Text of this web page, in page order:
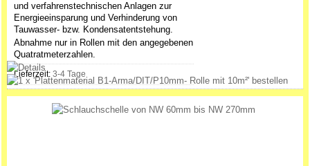
und verfahrenstechnischen Anlagen zur
Energieeinsparung und Verhinderung von
Tauwasser- bzw. Kondensatentstehung.
Abnahme nur in Rollen mit den angegebenen
Quatratmeterzahlen.
Lieferzeit: 3-4 Tage